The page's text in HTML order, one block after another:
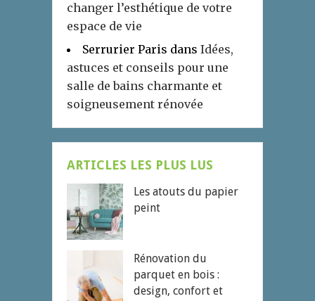
changer l’esthétique de votre
espace de vie
Serrurier Paris dans Idées,
astuces et conseils pour une
salle de bains charmante et
soigneusement rénovée
ARTICLES LES PLUS LUS
Les atouts du papier
peint
Rénovation du
parquet en bois :
design, confort et